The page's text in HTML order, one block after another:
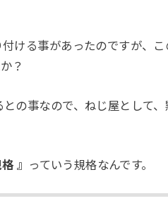
ける事があったのですが、
？
の事なので、ねじ屋として
』 っていう規格なんです。